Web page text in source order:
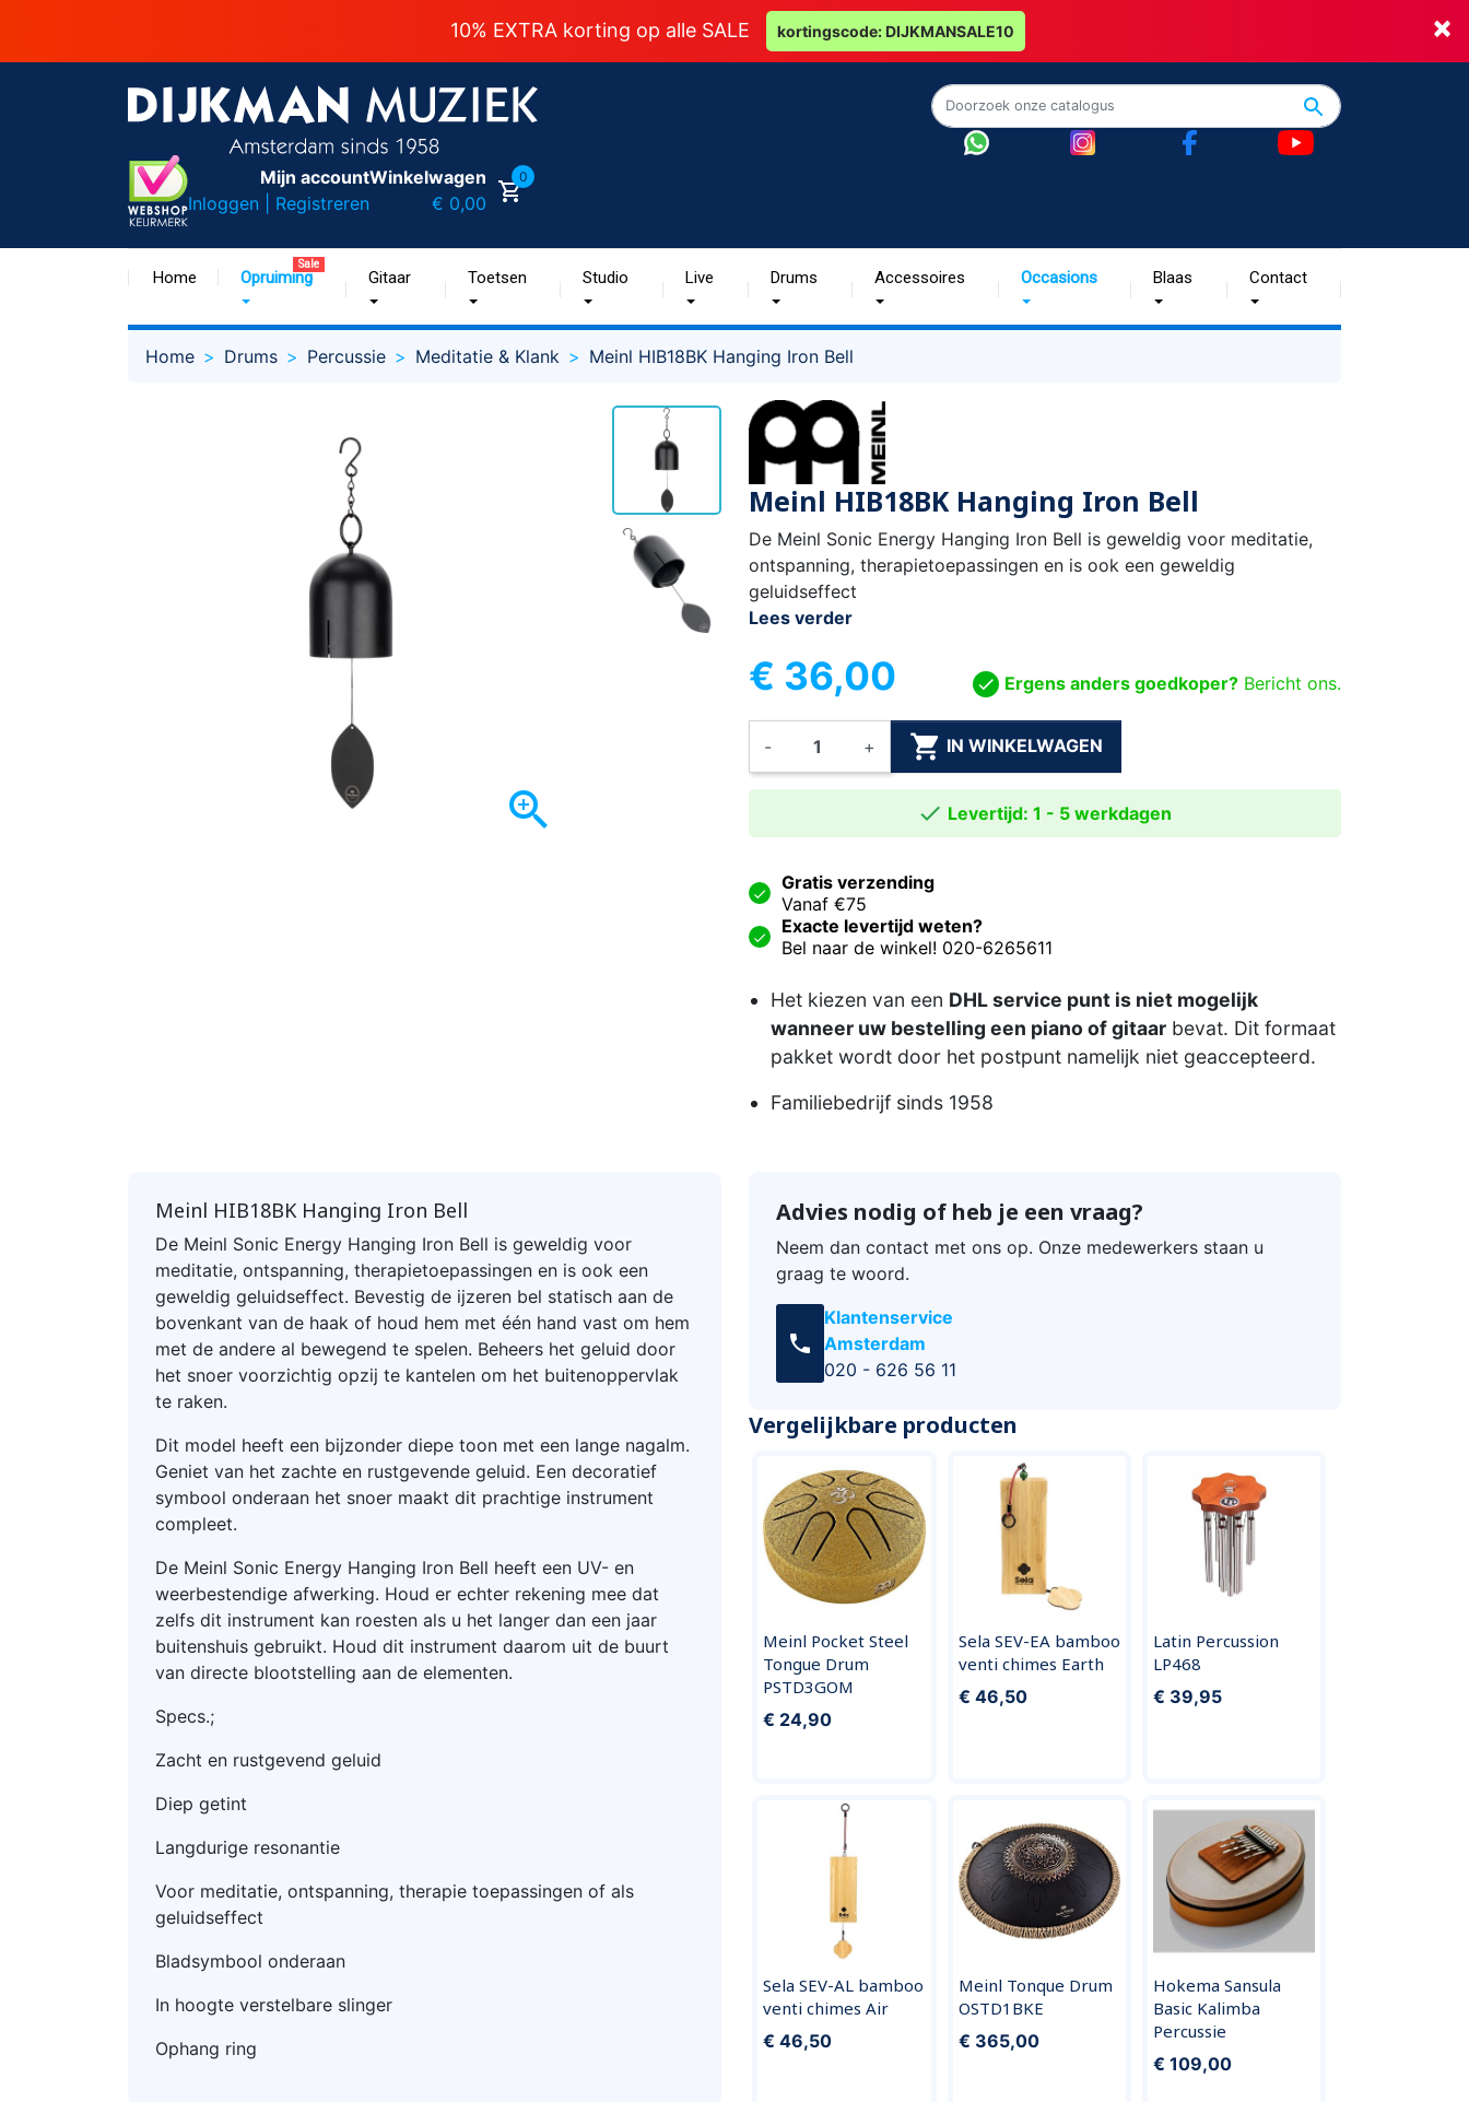
×
10% EXTRA korting op alle SALE kortingscode: DIJKMANSALE10
Mijn account
Inloggen | Registreren
Winkelwagen
€ 0,00
0
Home Opruiming
Sale
Gitaar Toetsen Studio Live Drums Accessoires Occasions Blaas Contact
Home Drums Percussie Meditatie & Klank Meinl HIB18BK Hanging Iron Bell

Meinl HIB18BK Hanging Iron Bell
De Meinl Sonic Energy Hanging Iron Bell is geweldig voor meditatie,
ontspanning, therapietoepassingen en is ook een geweldig
geluidseffect
Lees verder
€ 36,00 Ergens anders goedkoper? Bericht ons.
- +  IN WINKELWAGEN
 Levertijd: 1 - 5 werkdagen
Gratis verzending
Vanaf €75
Exacte levertijd weten?
Bel naar de winkel! 020-6265611
Het kiezen van een DHL service punt is niet mogelijk
wanneer uw bestelling een piano of gitaarbevat. Dit formaat
pakket wordt door het postpunt namelijk niet geaccepteerd.
Familiebedrijf sinds 1958
Meinl HIB18BK Hanging Iron Bell
De Meinl Sonic Energy Hanging Iron Bell is geweldig voor
meditatie, ontspanning, therapietoepassingen en is ook een
geweldig geluidseffect. Bevestig de ijzeren bel statisch aan de
bovenkant van de haak of houd hem met één hand vast om hem
met de andere al bewegend te spelen. Beheers het geluid door
het snoer voorzichtig opzij te kantelen om het buitenoppervlak
te raken.
Dit model heeft een bijzonder diepe toon met een lange nagalm.
Geniet van het zachte en rustgevende geluid. Een decoratief
symbool onderaan het snoer maakt dit prachtige instrument
compleet.
De Meinl Sonic Energy Hanging Iron Bell heeft een UV- en
weerbestendige afwerking. Houd er echter rekening mee dat
zelfs dit instrument kan roesten als u het langer dan een jaar
buitenshuis gebruikt. Houd dit instrument daarom uit de buurt
van directe blootstelling aan de elementen.
Specs.;
Zacht en rustgevend geluid
Diep getint
Langdurige resonantie
Voor meditatie, ontspanning, therapie toepassingen of als
geluidseffect
Bladsymbool onderaan
In hoogte verstelbare slinger
Ophang ring
Advies nodig of heb je een vraag?
Neem dan contact met ons op. Onze medewerkers staan u
graag te woord.
call
Klantenservice
Amsterdam
020 - 626 56 11
Vergelijkbare producten
Meinl Pocket Steel
Tongue Drum
PSTD3GOM
€ 24,90
Sela SEV-EA bamboo
venti chimes Earth
€ 46,50
Latin Percussion
LP468
€ 39,95
Sela SEV-AL bamboo
venti chimes Air
€ 46,50
Meinl Tonque Drum
OSTD1BKE
€ 365,00
Hokema Sansula
Basic Kalimba
Percussie
€ 109,00